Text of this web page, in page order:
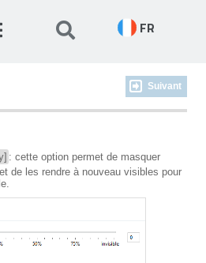
FR
Suivant
: cette option permet de masquer
de les rendre à nouveau visibles pour